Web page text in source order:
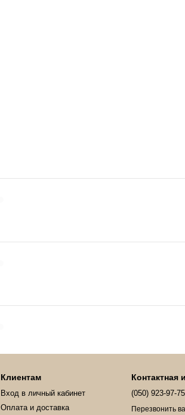
Клиентам
Вход в личный кабинет
Оплата и доставка
Контактная
(050) 923-97-75
Перезвонить